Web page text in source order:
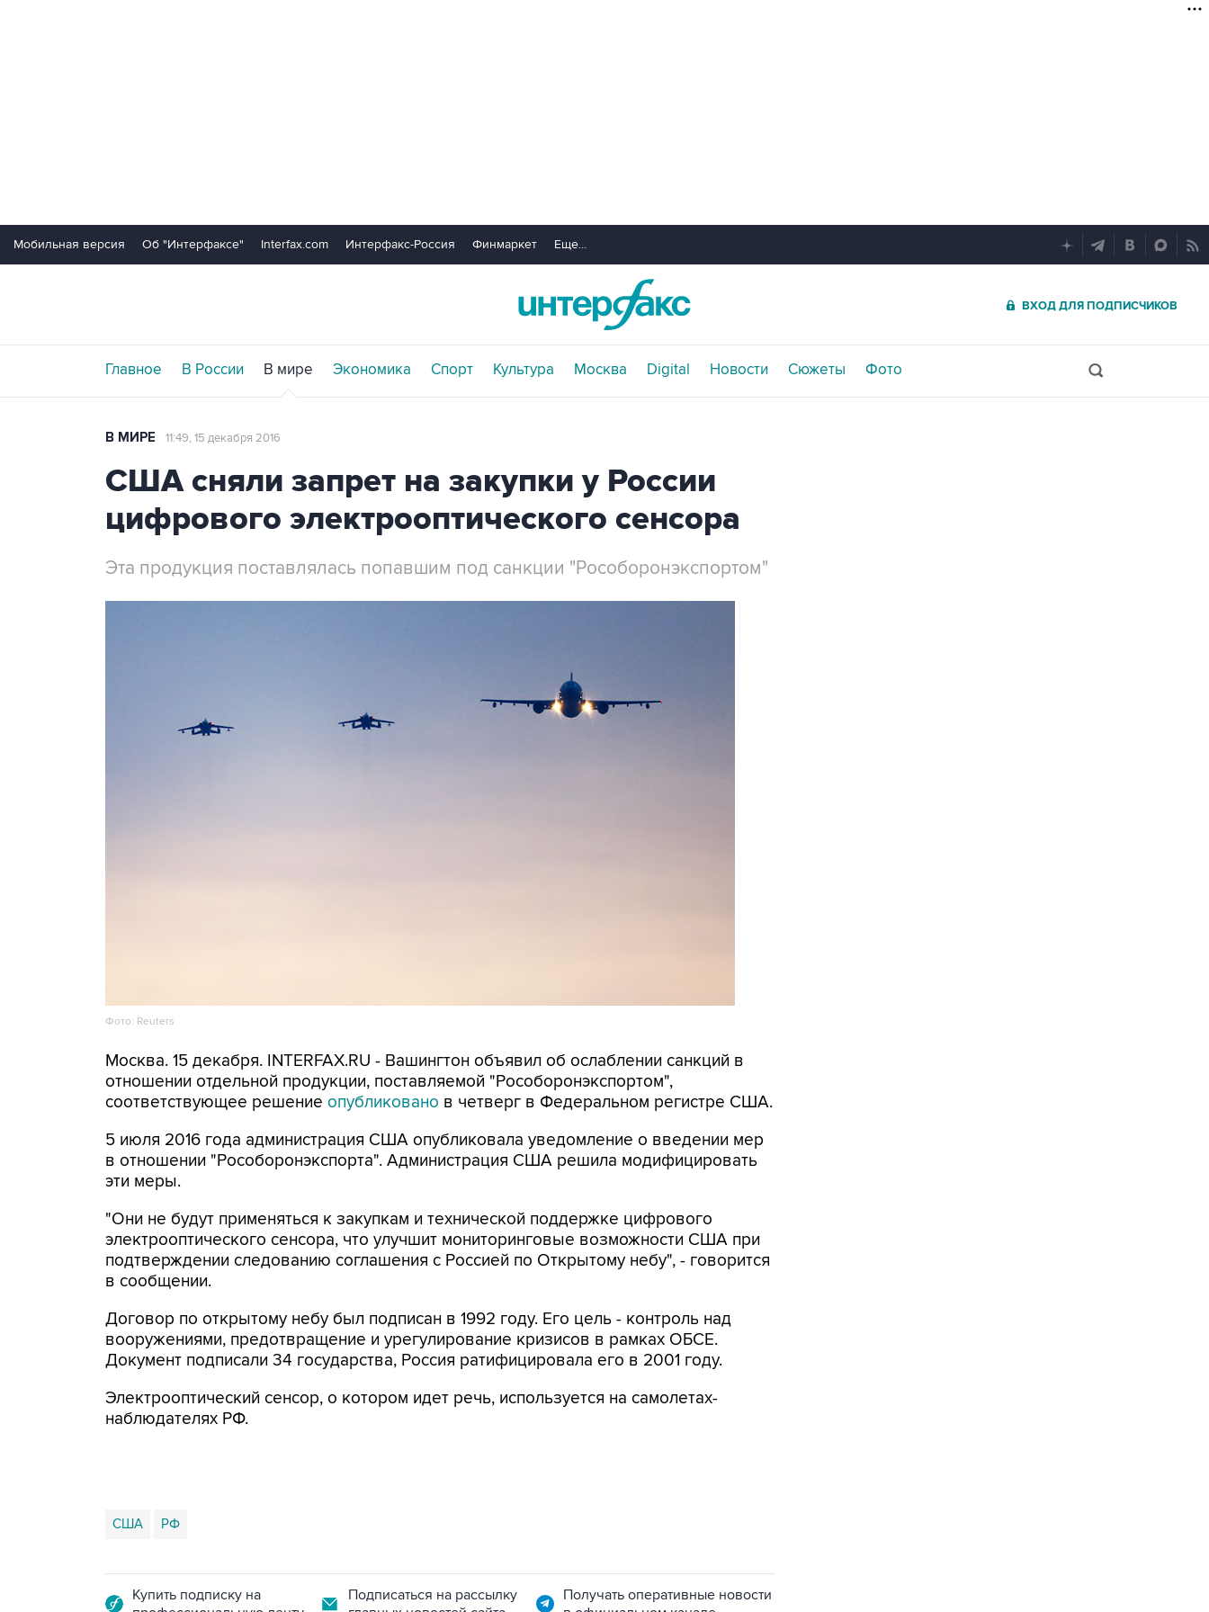
Мобильная версия Об "Интерфаксе" Interfax.com Интерфакс-Россия Финмаркет Еще...
ВХОД ДЛЯ ПОДПИСЧИКОВ
Главное В России В мире Экономика Спорт Культура Москва Digital Новости Сюжеты Фото
В МИРЕ 11:49, 15 декабря 2016
США сняли запрет на закупки у России
цифрового электрооптического сенсора
Эта продукция поставлялась попавшим под санкции "Рособоронэкспортом"
Фото: Reuters
Москва. 15 декабря. INTERFAX.RU - Вашингтон объявил об ослаблении санкций в
отношении отдельной продукции, поставляемой "Рособоронэкспортом",
соответствующее решение опубликовано в четверг в Федеральном регистре США.
5 июля 2016 года администрация США опубликовала уведомление о введении мер
в отношении "Рособоронэкспорта". Администрация США решила модифицировать
эти меры.
"Они не будут применяться к закупкам и технической поддержке цифрового
электрооптического сенсора, что улучшит мониторинговые возможности США при
подтверждении следованию соглашения с Россией по Открытому небу", - говорится
в сообщении.
Договор по открытому небу был подписан в 1992 году. Его цель - контроль над
вооружениями, предотвращение и урегулирование кризисов в рамках ОБСЕ.
Документ подписали 34 государства, Россия ратифицировала его в 2001 году.
Электрооптический сенсор, о котором идет речь, используется на самолетах-
наблюдателях РФ.
США РФ
Купить подписку на
Подписаться на рассылку
Получать оперативные новости